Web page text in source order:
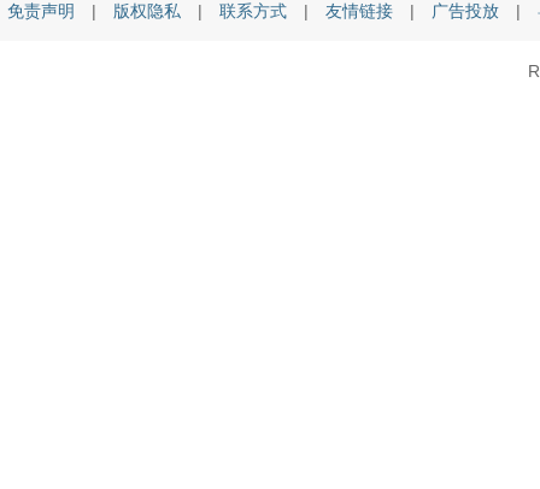
免责声明 | 版权隐私 | 联系方式 | 友情链接 | 广告投放 |